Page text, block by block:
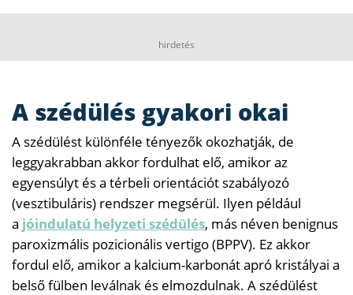
hirdetés
A szédülés gyakori okai
A szédülést különféle tényezők okozhatják, de
leggyakrabban akkor fordulhat elő, amikor az
egyensúlyt és a térbeli orientációt szabályozó
(vesztibuláris) rendszer megsérül. Ilyen például
a jóindulatú helyzeti szédülés, más néven benignus
paroxizmális pozicionális vertigo (BPPV). Ez akkor
fordul elő, amikor a kalcium-karbonát apró kristályai a
belső fülben leválnak és elmozdulnak. A szédülést